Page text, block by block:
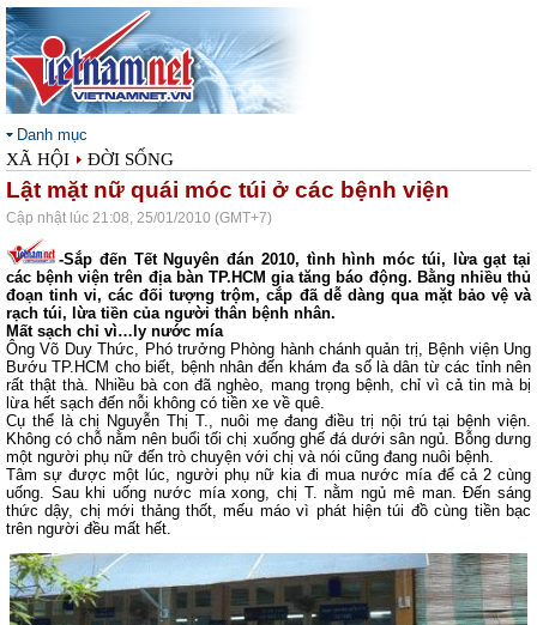
Danh mục
XÃ HỘI ĐỜI SỐNG
Lật mặt nữ quái móc túi ở các bệnh viện
Cập nhật lúc 21:08, 25/01/2010 (GMT+7)
-Sắp đến Tết Nguyên đán 2010, tình hình móc túi, lừa gạt tại
các bệnh viện trên địa bàn TP.HCM gia tăng báo động. Bằng nhiều thủ
đoạn tinh vi, các đối tượng trộm, cắp đã dễ dàng qua mặt bảo vệ và
rạch túi, lừa tiền của người thân bệnh nhân.
Mất sạch chỉ vì…ly nước mía
Ông Võ Duy Thức, Phó trưởng Phòng hành chánh quản trị, Bệnh viện Ung
Bướu TP.HCM cho biết, bệnh nhân đến khám đa số là dân từ các tỉnh nên
rất thật thà. Nhiều bà con đã nghèo, mang trọng bệnh, chỉ vì cả tin mà bị
lừa hết sạch đến nỗi không có tiền xe về quê.
Cụ thể là chị Nguyễn Thị T., nuôi mẹ đang điều trị nội trú tại bệnh viện.
Không có chỗ nằm nên buổi tối chị xuống ghế đá dưới sân ngủ. Bỗng dưng
một người phụ nữ đến trò chuyện với chị và nói cũng đang nuôi bệnh.
Tâm sự được một lúc, người phụ nữ kia đi mua nước mía để cả 2 cùng
uống. Sau khi uống nước mía xong, chị T. nằm ngủ mê man. Đến sáng
thức dậy, chị mới thảng thốt, mếu máo vì phát hiện túi đồ cùng tiền bạc
trên người đều mất hết.